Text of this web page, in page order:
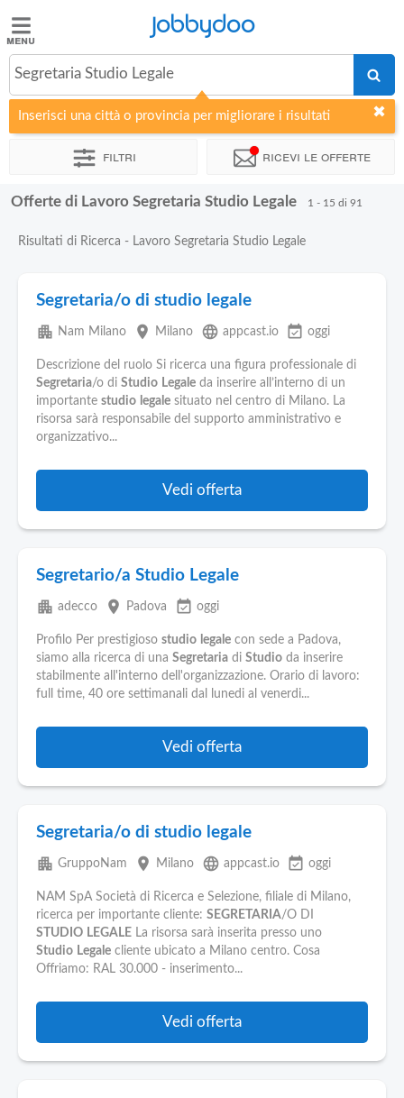
Jobbydoo
Offerte
di
lavoro
Elenco
Blog
Pubblica
Offerte
Jobbydoo
Segretaria Studio Legale
Inserisci una città o provincia per migliorare i risultati
Filtri Ricevi le offerte
Offerte di Lavoro Segretaria Studio Legale 1 - 15 di 91
Risultati di Ricerca - Lavoro Segretaria Studio Legale
Segretaria/o di studio legale
apartment Nam Milano place Milano language appcast.io event_available oggi
Descrizione del ruolo Si ricerca una figura professionale di
Segretaria/o di Studio Legale da inserire all’interno di un
importante studio legale situato nel centro di Milano. La
risorsa sarà responsabile del supporto amministrativo e
organizzativo...
Vedi offerta
Segretario/a Studio Legale
apartment adecco place Padova event_available oggi
Profilo Per prestigioso studio legale con sede a Padova,
siamo alla ricerca di una Segretaria di Studio da inserire
stabilmente all'interno dell'organizzazione. Orario di lavoro:
full time, 40 ore settimanali dal lunedi al venerdi...
Vedi offerta
Segretaria/o di studio legale
apartment GruppoNam place Milano language appcast.io event_available oggi
NAM SpA Società di Ricerca e Selezione, filiale di Milano,
ricerca per importante cliente: SEGRETARIA/O DI
STUDIO LEGALE La risorsa sarà inserita presso uno
Studio Legale cliente ubicato a Milano centro. Cosa
Offriamo: RAL 30.000 - inserimento...
Vedi offerta